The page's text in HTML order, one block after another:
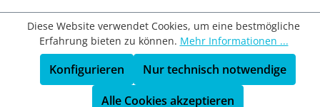
Diese Website verwendet Cookies, um eine bestmögliche
Erfahrung bieten zu können. Mehr Informationen ...
Nur technisch notwendige
Konfigurieren
Alle Cookies akzeptieren